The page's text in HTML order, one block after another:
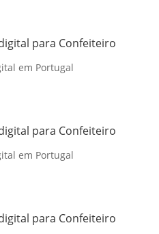
para Confeiteiro
em Portugal
para Confeiteiro
em Portugal
para Confeiteiro